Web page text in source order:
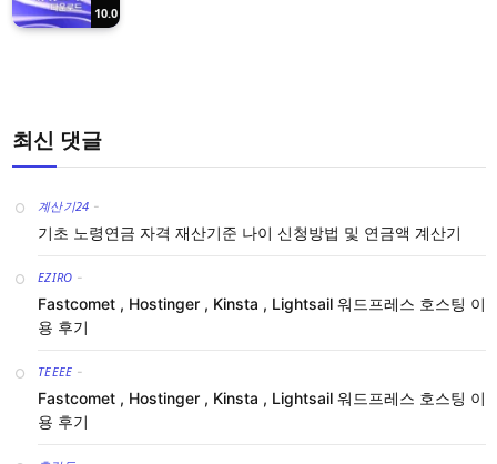
10.0
최신 댓글
계산기24 -
기초 노령연금 자격 재산기준 나이 신청방법 및 연금액 계산기
EZIRO -
Fastcomet , Hostinger , Kinsta , Lightsail 워드프레스 호스팅 이
용 후기
TEEEE -
Fastcomet , Hostinger , Kinsta , Lightsail 워드프레스 호스팅 이
용 후기